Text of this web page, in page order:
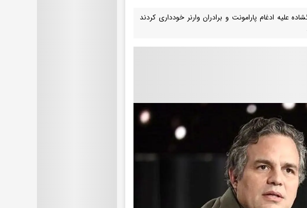
علیه ادغام پارامونت و برادران وارنر خودداری کردند